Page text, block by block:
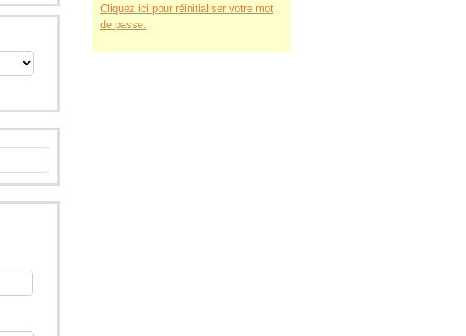
Cliquez ici pour réinitialiser votre mot
de passe.